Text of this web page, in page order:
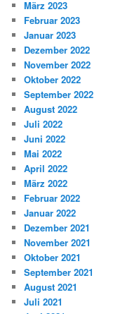
März 2023
Februar 2023
Januar 2023
Dezember 2022
November 2022
Oktober 2022
September 2022
August 2022
Juli 2022
Juni 2022
Mai 2022
April 2022
März 2022
Februar 2022
Januar 2022
Dezember 2021
November 2021
Oktober 2021
September 2021
August 2021
Juli 2021